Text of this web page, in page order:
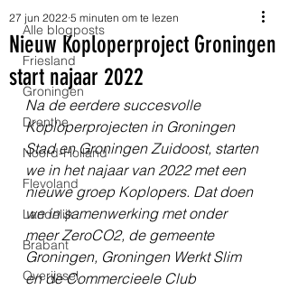
Alle blogposts
Friesland
Groningen
Drenthe
Noord-Holland
Flevoland
Landelijk
Brabant
Overijssel
Nieuw Koploperproject Groningen
start najaar 2022
27 jun 2022 5 minuten om te lezen
Na de eerdere succesvolle
Koploperprojecten in Groningen
Stad en Groningen Zuidoost, starten
we in het najaar van 2022 met een
nieuwe groep Koplopers. Dat doen
we in samenwerking met onder
meer ZeroCO2, de gemeente
Groningen, Groningen Werkt Slim
en de Commercieele Club